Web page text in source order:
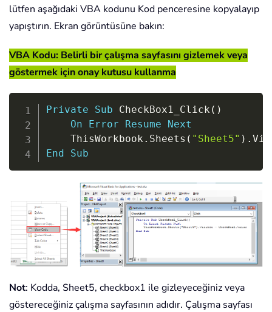
lütfen aşağıdaki VBA kodunu Kod penceresine kopyalayıp
yapıştırın. Ekran görüntüsüne bakın:
VBA Kodu: Belirli bir çalışma sayfasını gizlemek veya
göstermek için onay kutusu kullanma
Private Sub CheckBox1_Click ( )
On
Error Resume
Next
    ThisWorkbook
. Sheets ( "Sheet5" ) .
End
Sub
Copy
Not: Kodda, Sheet5, checkbox1 ile gizleyeceğiniz veya
göstereceğiniz çalışma sayfasının adıdır. Çalışma sayfası